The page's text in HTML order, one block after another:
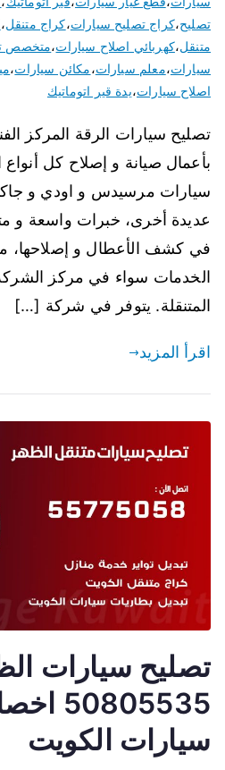
تصليح،كراج تصليح سيارات،كراج متنقل،
متنقل،كهربائي اصلاح سيارات،متخصص
سيارات،معلم سيارات،مكائن سيارات،
اصلاح سيارات،يدة قير اتوماتيك
تصليح سيارات الرقة المركز
بأعمال صيانة و إصلاح كل أنواع
سيارات مرسيدس و اودي و
عديدة أخرى، خبرات واسعة و
في كشف الأعطال و إصلاحها،
الخدمات سواء في مركز الشركة
المتنقلة. يتوفر في شركة […]
اقرأ المزيد
تصليح سيارات
سيارات الكويت